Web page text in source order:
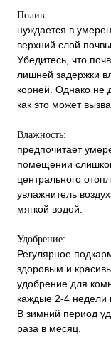
Полив:
нуждается в
верхний слой
Убедитесь, что
лишней задержки
корней. Однако не
как это может
Влажность:
предпочитает
помещении
центрального
увлажнитель
мягкой водой.
Удобрение:
Регулярное
здоровым и
удобрение для
каждые 2-4 недели
В зимний период
раза в месяц.